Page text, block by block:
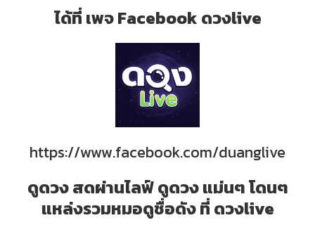
ได้ที่ เพจ Facebook ดวงlive
https://www.facebook.com/duanglive
ดูดวง สดผ่านไลฟ์ ดูดวง แม่นๆ โดนๆ
แหล่งรวมหมอดูชื่อดัง ที่ ดวงlive